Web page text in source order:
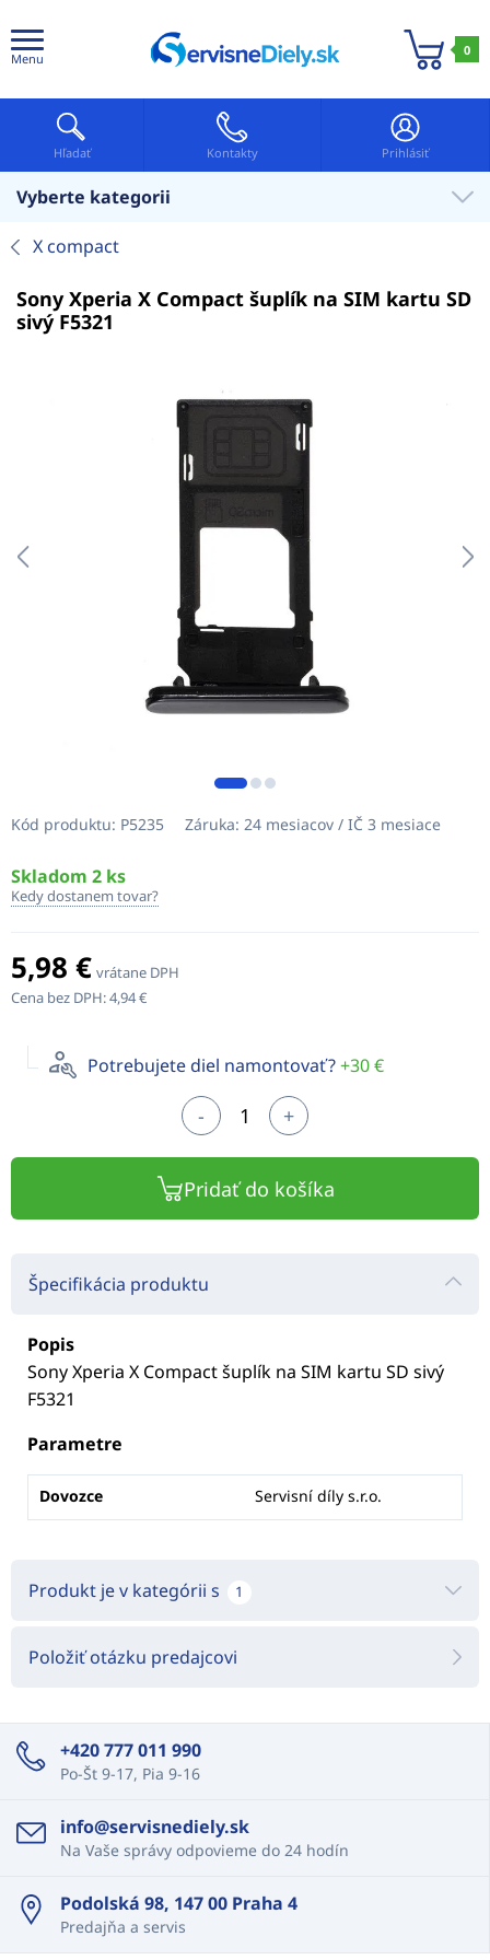
Menu
0
Hľadať Kontakty Prihlásiť
Vyberte kategorii
X compact
Sony Xperia X Compact šuplík na SIM kartu SD
sivý F5321
Kód produktu: P5235 Záruka: 24 mesiacov / IČ 3 mesiace
Skladom 2 ks
Kedy dostanem tovar?
5,98 € vrátane DPH
Cena bez DPH:4,94 €
Potrebujete diel namontovať?+30 €
- +
Pridať do košíka
Špecifikácia produktu
Popis
Sony Xperia X Compact šuplík na SIM kartu SD sivý
F5321
Parametre
Dovozce Servisní díly s.r.o.
Produkt je v kategórii s 1
Položiť otázku predajcovi
+420 777 011 990
Po-Št 9-17, Pia 9-16
info@servisnediely.sk
Na Vaše správy odpovieme do 24 hodín
Podolská 98, 147 00 Praha 4
Predajňa a servis